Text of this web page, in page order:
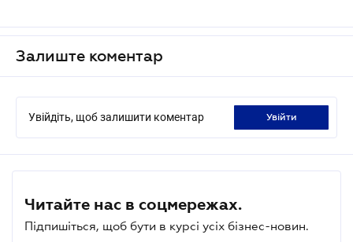
Залиште коментар
Увійдіть, щоб залишити коментар увійти
Читайте нас в соцмережах.
Підпишіться, щоб бути в курсі усіх бізнес-новин.